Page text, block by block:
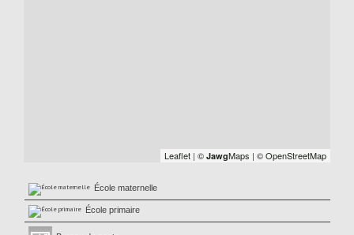
Leaflet | © JawgMaps | © OpenStreetMap
École maternelle
École primaire